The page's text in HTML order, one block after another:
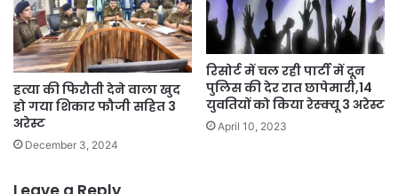
हत्या की फिरौती देने वाला खुद
हो गया शिकार फौजी सहित 3
अरेस्ट
December 3, 2024
रिसोर्ट में चल रही पार्टी में दून
पुलिस की देर रात छापेमारी,14
युवतियों को किया रेस्क्यू 3 अरेस्ट
April 10, 2023